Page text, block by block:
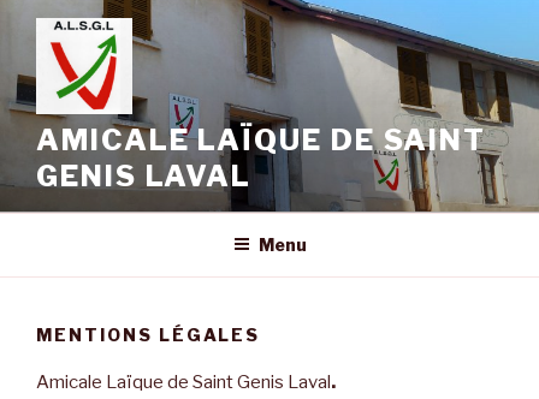
contenu
principal
AMICALE LAÏQUE DE SAINT
GENIS LAVAL
Menu
MENTIONS LÉGALES
Amicale Laïque de Saint Genis Laval.